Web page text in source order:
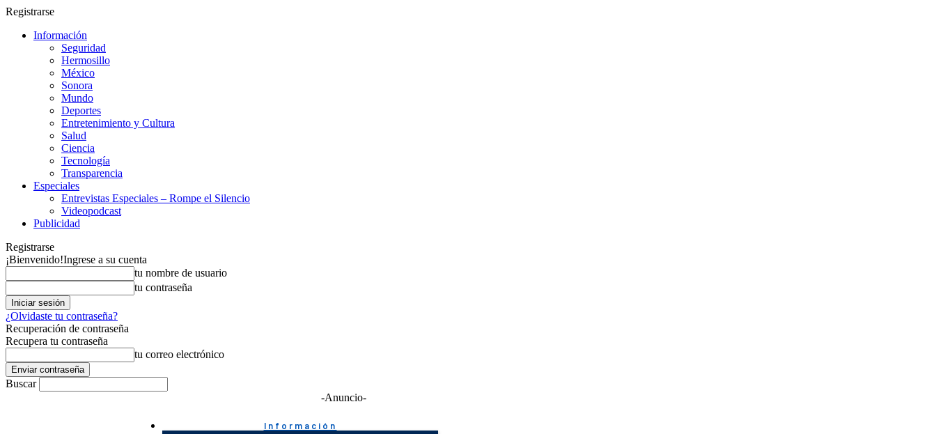
Registrarse
Información
Seguridad
Hermosillo
México
Sonora
Mundo
Deportes
Entretenimiento y Cultura
Salud
Ciencia
Tecnología
Transparencia
Especiales
Entrevistas Especiales – Rompe el Silencio
Videopodcast
Publicidad
Registrarse
¡Bienvenido!Ingrese a su cuenta
tu nombre de usuario
tu contraseña
¿Olvidaste tu contraseña?
Recuperación de contraseña
Recupera tu contraseña
tu correo electrónico
Buscar
-Anuncio-
Información